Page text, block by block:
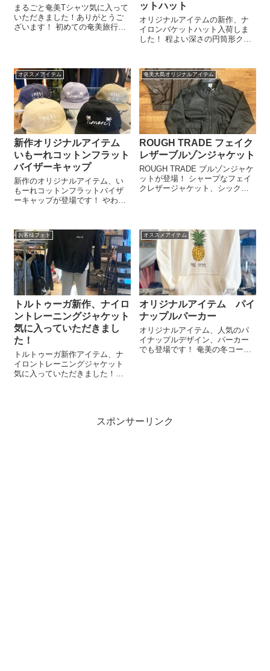
まるごと奄美Tシャツ気に入って
いただきました！ありがとうご
ざいます！ 初めての奄美旅行ぜ
ットハット
オリジナルアイテムの新作、ナ
イロンバケットハット入荷しま
した！ 程よい深さの円筒形クラ
ムが特徴！ 奄美観光にぴったり
のアイテム、カジュアルな普段
着と合わせるのもおすすめです
ご来店の際...
オススメアイテム
新作オリジナルアイテム
いもーれコットンフラット
バイザーキャップ
新作のオリジナルアイテム、い
もーれコットンフラットバイザ
ーキャップが登場です！ やわら
アウトドアや、ストリート、ス
ケーターなどさまざまなスタイ
ルにも自在にマッチします！ ご
来店の際も是...
奄美大島オリジナルアイテム
ROUGH TRADE フェイク
レザーブルゾンジャケット
ROUGH TRADE ブルゾンジャケ
ットが登場！ シャープなフェイ
クレザージャケット、シックな
リューム感で年齢問わず着用し
や...
お客様フォト
トルトゥーガ新作、ナイロ
ントレーニングジャケット
気に入っていただきまし
た！
トルトゥーガ新作アイテム、ナ
イロントレーニングジャケット
気に入っていただきました！あ
オススメアイテム
オリジナルアイテム パイ
ナップルパーカー
オリジナルアイテム、人気のパ
イナップルデザイン、パーカー
でも登場です！ 奄美の冬コーデ
スポンサーリンク